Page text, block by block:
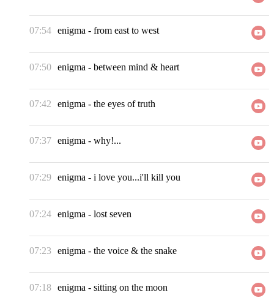
07:54 enigma - from east to west
07:50 enigma - between mind & heart
07:42 enigma - the eyes of truth
07:37 enigma - why!...
07:29 enigma - i love you...i'll kill you
07:24 enigma - lost seven
07:23 enigma - the voice & the snake
07:18 enigma - sitting on the moon